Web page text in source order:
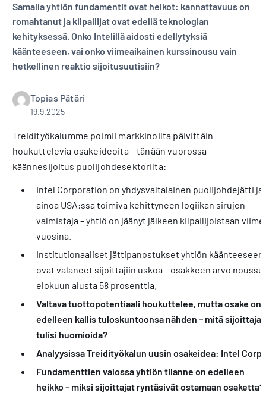
Samalla yhtiön fundamentit ovat heikot: kannattavuus on
romahtanut ja kilpailijat ovat edellä teknologian
kehityksessä. Onko Intelillä aidosti edellytyksiä
käänteeseen, vai onko viimeaikainen kurssinousu vain
hetkellinen reaktio sijoitusuutisiin?
Topias Pätäri
19.9.2025
Treidityökalumme poimii markkinoilta päivittäin
houkuttelevia osakeideoita – tänään vuorossa
käännesijoitus puolijohdesektorilta:
Intel Corporation on yhdysvaltalainen puolijohdejätti ja
ainoa USA:ssa toimiva kehittyneen logiikan sirujen
valmistaja – yhtiö on jäänyt jälkeen kilpailijoistaan viime
vuosina.
Institutionaaliset jättipanostukset yhtiön käänteeseen
ovat valaneet sijoittajiin uskoa – osakkeen arvo
elokuun alusta 58 prosenttia.
Valtava tuottopotentiaali houkuttelee, mutta osake on
edelleen kallis tuloskuntoonsa nähden – mitä sijoittajan
tulisi huomioida?
Analyysissa Treidityökalun uusin osakeidea: Intel Corp.
Fundamenttien valossa yhtiön tilanne on edelleen
heikko – miksi sijoittajat ryntäsivät ostamaan osaketta?